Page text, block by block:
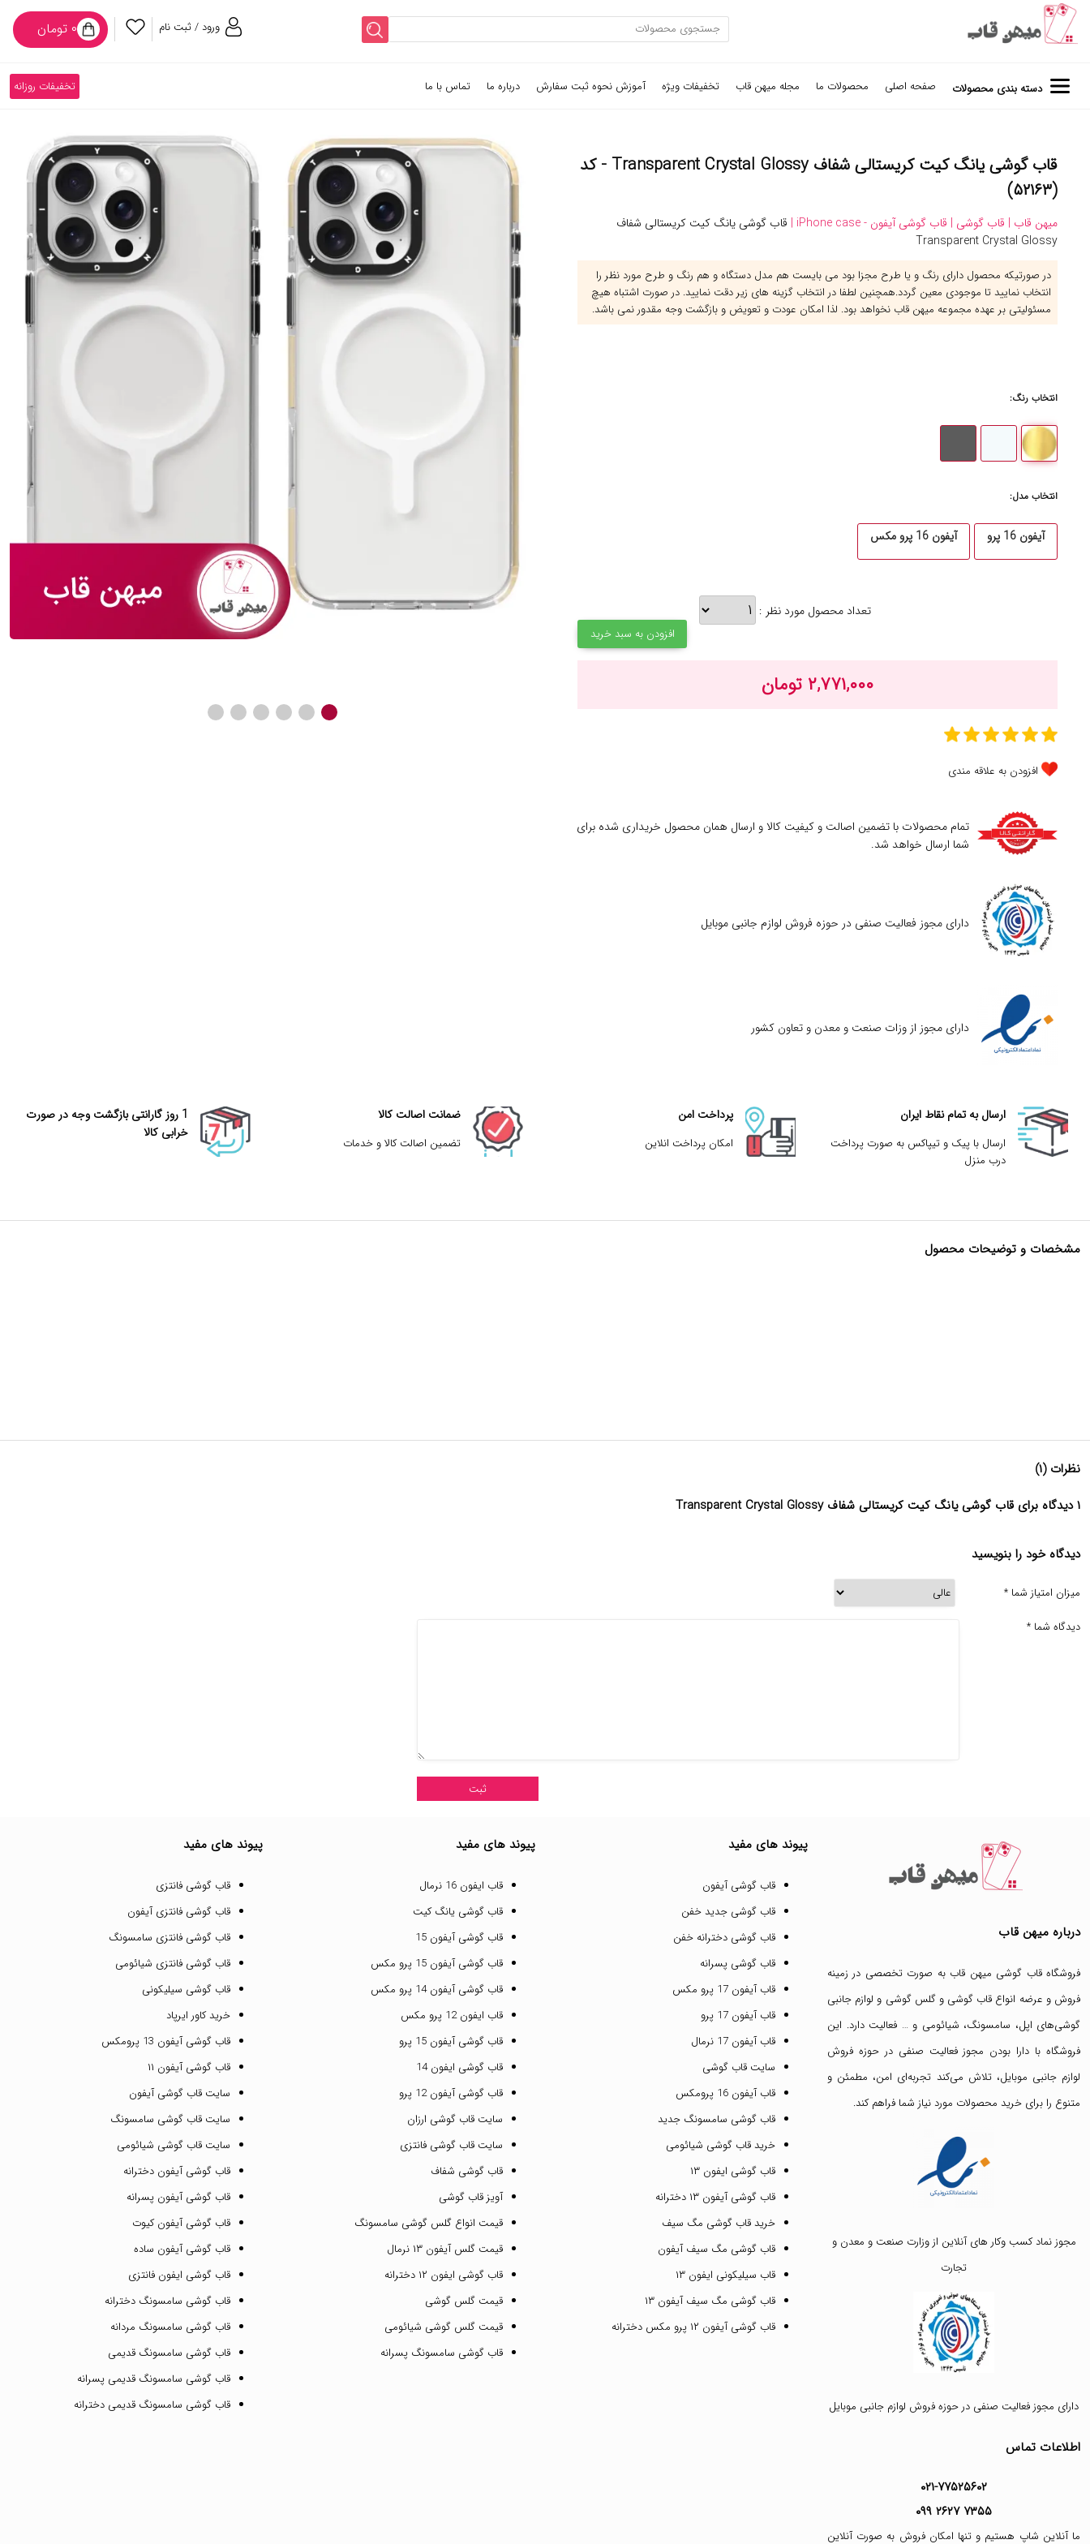
ورود / ثبت نام ۰ تومان
دسته بندی محصولات صفحه اصلی محصولات ما مجله میهن قاب تخفیفات ویژه آموزش نحوه ثبت سفارش درباره ما تماس با ما تخفیفات روزانه
قاب گوشی یانگ کیت کریستالی شفاف Transparent Crystal Glossy - کد
(۵۲۱۶۳)
میهن قاب | قاب گوشی | قاب گوشی آیفون - iPhone case |
قاب گوشی یانگ کیت کریستالی شفاف
Transparent Crystal Glossy
در صورتیکه محصول دارای رنگ و یا طرح مجزا بود می بایست هم مدل دستگاه و هم رنگ و طرح مورد نظر را
انتخاب نمایید تا موجودی معین گردد.همچنین لطفا در انتخاب گزینه های زیر دقت نمایید. در صورت اشتباه هیچ
مسئولیتی بر عهده مجموعه میهن قاب نخواهد بود. لذا امکان عودت و تعویض و بازگشت وجه مقدور نمی باشد.
انتخاب رنگ:
انتخاب مدل:
آیفون 16 پرو آیفون 16 پرو مکس
تعداد محصول مورد نظر :
افزودن به سبد خرید
۲,۷۷۱,۰۰۰ تومان
افزودن به علاقه مندی
تمام محصولات با تضمین اصالت و کیفیت کالا و ارسال همان محصول خریداری شده برای
شما ارسال خواهد شد.
دارای مجوز فعالیت صنفی در حوزه فروش لوازم جانبی موبایل
دارای مجوز از وزات صنعت و معدن و تعاون کشور
ارسال به تمام نقاط ایران
ارسال با پیک و تیپاکس به صورت پرداخت
درب منزل
پرداخت امن
امکان پرداخت انلاین
ضمانت اصالت کالا
تضمین اصالت کالا و خدمات
1 روز گارانتی بازگشت وجه در صورت
خرابی کالا
مشخصات و توضیحات محصول
نظرات (۱)
۱ دیدگاه برای قاب گوشی یانگ کیت کریستالی شفاف Transparent Crystal Glossy
دیدگاه خود را بنویسید
میزان امتیاز شما *
دیدگاه شما *
درباره میهن قاب
فروشگاه قاب گوشی میهن قاب به صورت تخصصی در زمینه
فروش و عرضه انواع قاب گوشی وگلس گوشی و لوازم جانبی
گوشی‌های اپل، سامسونگ، شیائومی و … فعالیت دارد. این
فروشگاه با دارا بودن مجوز فعالیت صنفی در حوزه فروش
لوازم جانبی موبایل، تلاش می‌کند تجربه‌ای امن، مطمئن و
متنوع را برای خرید محصولات مورد نیاز شما فراهم کند.
مجوز نماد کسب وکار های آنلاین از وزارت صنعت و معدن و
تجارت
دارای مجوز فعالیت صنفی در حوزه فروش لوازم جانبی موبایل
اطلاعات تماس
۰۲۱-۷۷۵۲۵۶۰۲
۰۹۹ ۲۶۲۷ ۷۳۵۵
ما آنلاین شاپ هستیم و تنها امکان فروش به صورت آنلاین
پیوند های مفید
قاب گوشی آیفون
قاب گوشی جدید خفن
قاب گوشی دخترانه خفن
قاب گوشی پسرانه
قاب آیفون 17 پرو مکس
قاب آیفون 17 پرو
قاب آیفون 17 نرمال
سایت قاب گوشی
قاب آیفون 16 پرومکس
قاب گوشی سامسونگ جدید
خرید قاب گوشی شیائومی
قاب گوشی ایفون ۱۳
قاب گوشی آیفون ۱۳ دخترانه
خرید قاب گوشی مگ سیف
قاب گوشی مگ سیف آیفون
قاب سیلیکونی ایفون ۱۳
قاب گوشی مگ سیف آیفون ۱۳
قاب گوشی آیفون ۱۲ پرو مکس دخترانه
پیوند های مفید
قاب ایفون 16 نرمال
قاب گوشی یانگ کیت
قاب گوشی آیفون 15
قاب گوشی آیفون 15 پرو مکس
قاب گوشی آیفون 14 پرو مکس
قاب ایفون 12 پرو مکس
قاب گوشی آیفون 15 پرو
قاب گوشی ایفون 14
قاب گوشی آیفون 12 پرو
سایت قاب گوشی ارزان
سایت قاب گوشی فانتزی
قاب گوشی شفاف
آویز قاب گوشی
قیمت انواع گلس گوشی سامسونگ
قیمت گلس آیفون ۱۳ نرمال
قاب گوشی ایفون ۱۲ دخترانه
قیمت گلس گوشی
قیمت گلس گوشی شیائومی
قاب گوشی سامسونگ پسرانه
پیوند های مفید
قاب گوشی فانتزی
قاب گوشی فانتزی آیفون
قاب گوشی فانتزی سامسونگ
قاب گوشی فانتزی شیائومی
قاب گوشی سیلیکونی
خرید کاور ایرپاد
قاب گوشی آیفون 13 پرومکس
قاب گوشی آیفون ۱۱
سایت قاب گوشی آیفون
سایت قاب گوشی سامسونگ
سایت قاب گوشی شیائومی
قاب گوشی آیفون دخترانه
قاب گوشی آیفون پسرانه
قاب گوشی آیفون کیوت
قاب گوشی آیفون ساده
قاب گوشی ایفون فانتزی
قاب گوشی سامسونگ دخترانه
قاب گوشی سامسونگ مردانه
قاب گوشی سامسونگ قدیمی
قاب گوشی سامسونگ قدیمی پسرانه
قاب گوشی سامسونگ قدیمی دخترانه